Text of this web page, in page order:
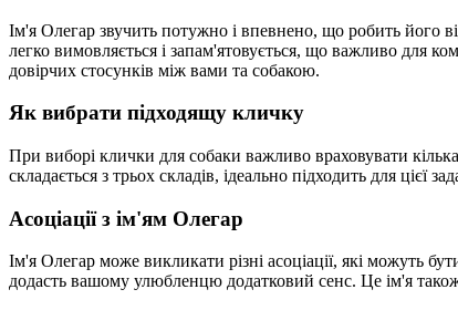
Ім'я Олегар звучить потужно і впевнено, що робить його
легко вимовляється і запам'ятовується, що важливо для
довірчих стосунків між вами та собакою.
Як вибрати підходящу кличку
При виборі клички для собаки важливо враховувати
складається з трьох складів, ідеально підходить для
Асоціації з ім'ям Олегар
Ім'я Олегар може викликати різні асоціації, які можуть
додасть вашому улюбленцю додатковий сенс. Це ім'я